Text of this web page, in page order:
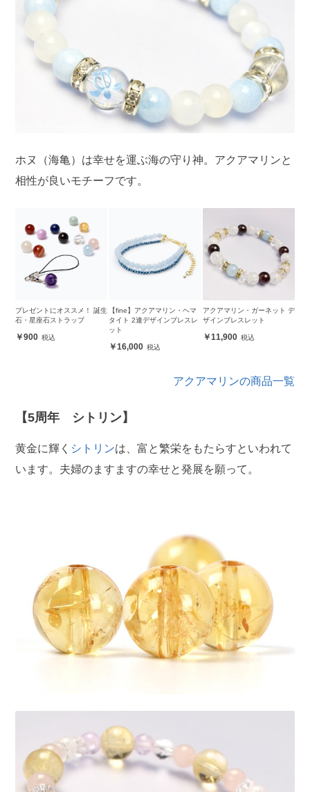
ホヌ（海亀）は幸せを運ぶ海の守り神。アクアマリンと
相性が良いモチーフです。
プレゼントにオススメ！ 誕生
石・星座石ストラップ
900
【fine】アクアマリン・ヘマ
タイト 2連デザインブレスレ
ット
16,000
アクアマリン・ガーネット デ
ザインブレスレット
11,900
アクアマリンの商品一覧
【5周年 シトリン】
黄金に輝く シトリンは、富と繁栄をもたらすといわれて
います。夫婦のますますの幸せと発展を願って。